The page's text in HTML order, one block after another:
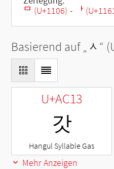
ᄆ (U+1106) - ᅡ
Basierend auf „ᆺ“
U+AC13
갓
Hangul Syllable Gas
Mehr Anzeigen